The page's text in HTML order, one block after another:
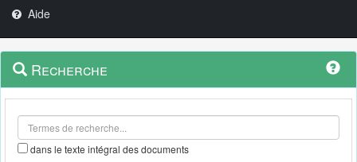
Aide
Navigation
outils
Menu
contextuel
Recherche
dans le texte intégral des documents